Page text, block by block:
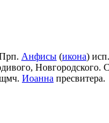
Анфисы (икона)
Новгородского.
Иоанна пресвитера.